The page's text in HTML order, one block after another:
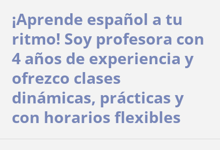
¡Aprende español a tu
ritmo! Soy profesora con
4 años de experiencia y
ofrezco clases
dinámicas, prácticas y
con horarios flexibles